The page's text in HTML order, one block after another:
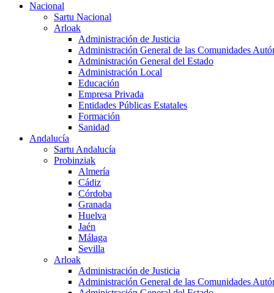
Nacional
Sartu Nacional
Arloak
Administración de Justicia
Administración General de las Comunidades
Administración General del Estado
Administración Local
Educación
Empresa Privada
Entidades Públicas Estatales
Formación
Sanidad
Andalucía
Sartu Andalucía
Probinziak
Almería
Cádiz
Córdoba
Granada
Huelva
Jaén
Málaga
Sevilla
Arloak
Administración de Justicia
Administración General de las Comunidades